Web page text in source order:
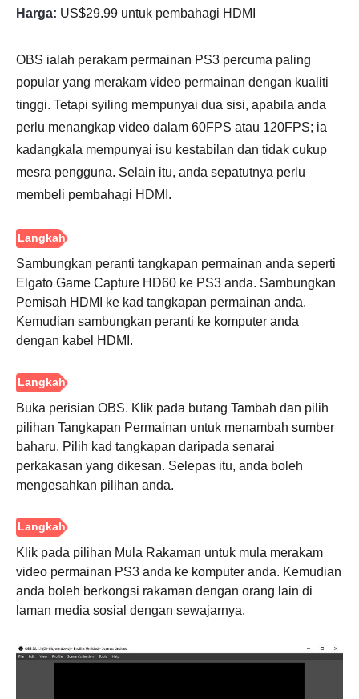
Langkah
1.
Langkah
2.
3.
Langkah
Harga: US$29.99 untuk pembahagi HDMI
OBS ialah perakam permainan PS3 percuma paling
popular yang merakam video permainan dengan kualiti
tinggi. Tetapi syiling mempunyai dua sisi, apabila anda
perlu menangkap video dalam 60FPS atau 120FPS; ia
kadangkala mempunyai isu kestabilan dan tidak cukup
mesra pengguna. Selain itu, anda sepatutnya perlu
membeli pembahagi HDMI.
Sambungkan peranti tangkapan permainan anda seperti
Elgato Game Capture HD60 ke PS3 anda. Sambungkan
Pemisah HDMI ke kad tangkapan permainan anda.
Kemudian sambungkan peranti ke komputer anda
dengan kabel HDMI.
Buka perisian OBS. Klik pada butang Tambah dan pilih
pilihan Tangkapan Permainan untuk menambah sumber
baharu. Pilih kad tangkapan daripada senarai
perkakasan yang dikesan. Selepas itu, anda boleh
mengesahkan pilihan anda.
Klik pada pilihan Mula Rakaman untuk mula merakam
video permainan PS3 anda ke komputer anda. Kemudian
anda boleh berkongsi rakaman dengan orang lain di
laman media sosial dengan sewajarnya.